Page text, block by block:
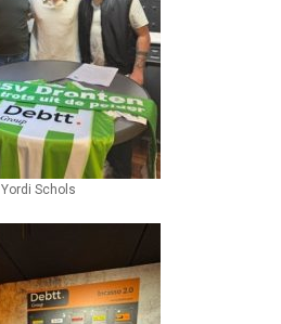
Yordi Schols